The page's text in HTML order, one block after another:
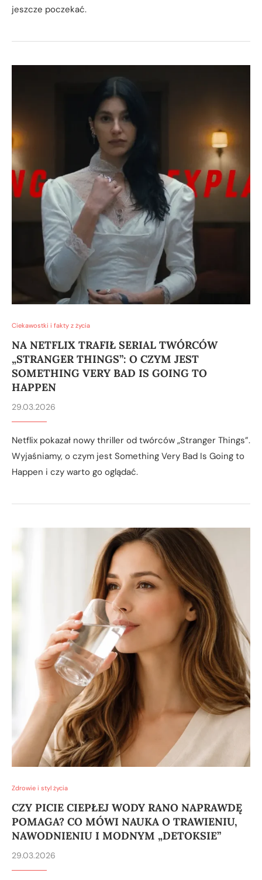
jeszcze poczekać.
Ciekawostki i fakty z życia
NA NETFLIX TRAFIŁ SERIAL TWÓRCÓW
„STRANGER THINGS”: O CZYM JEST
SOMETHING VERY BAD IS GOING TO
HAPPEN
29.03.2026
Netflix pokazał nowy thriller od twórców „Stranger Things”.
Wyjaśniamy, o czym jest Something Very Bad Is Going to
Happen i czy warto go oglądać.
Zdrowie i styl życia
CZY PICIE CIEPŁEJ WODY RANO NAPRAWDĘ
POMAGA? CO MÓWI NAUKA O TRAWIENIU,
NAWODNIENIU I MODNYM „DETOKSIE”
29.03.2026